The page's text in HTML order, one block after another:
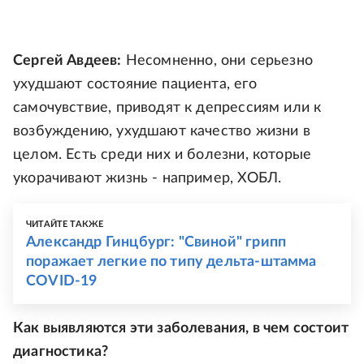
Сергей Авдеев: Несомненно, они серьезно
ухудшают состояние пациента, его
самочувствие, приводят к депрессиям или к
возбуждению, ухудшают качество жизни в
целом. Есть среди них и болезни, которые
укорачивают жизнь - например, ХОБЛ.
ЧИТАЙТЕ ТАКЖЕ
Александр Гинцбург: "Свиной" грипп
поражает легкие по типу дельта-штамма
COVID-19
Как выявляются эти заболевания, в чем состоит
диагностика?